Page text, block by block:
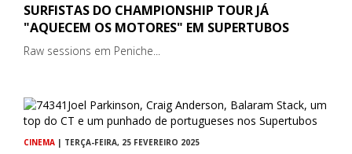
SURFISTAS DO CHAMPIONSHIP TOUR JÁ
"AQUECEM OS MOTORES" EM SUPERTUBOS
Raw sessions em Peniche...
CINEMA | TERÇA-FEIRA, 25 FEVEREIRO 2025